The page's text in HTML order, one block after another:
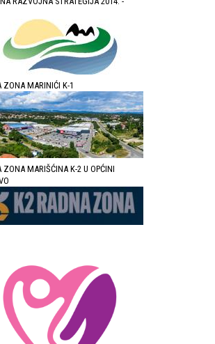
ZONA MARINIĆI K-1
ZONA MARIŠĆINA K-2 U OPĆINI